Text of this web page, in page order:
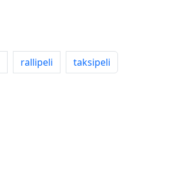
rallipeli taksipeli